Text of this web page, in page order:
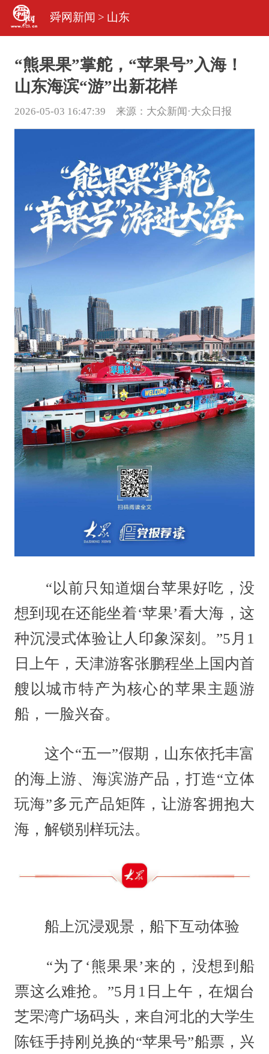
舜网新闻 > 山东
“熊果果”掌舵，“苹果号”入海！
山东海滨“游”出新花样
2026-05-03 16:47:39 来源： 大众新闻·大众日报
“以前只知道烟台苹果好吃，没
想到现在还能坐着‘苹果’看大海，这
种沉浸式体验让人印象深刻。”5月1
日上午，天津游客张鹏程坐上国内首
艘以城市特产为核心的苹果主题游
船，一脸兴奋。
这个“五一”假期，山东依托丰富
的海上游、海滨游产品，打造“立体
玩海”多元产品矩阵，让游客拥抱大
海，解锁别样玩法。
船上沉浸观景，船下互动体验
“为了‘熊果果’来的，没想到船
票这么难抢。”5月1日上午，在烟台
芝罘湾广场码头，来自河北的大学生
陈钰手持刚兑换的“苹果号”船票，兴